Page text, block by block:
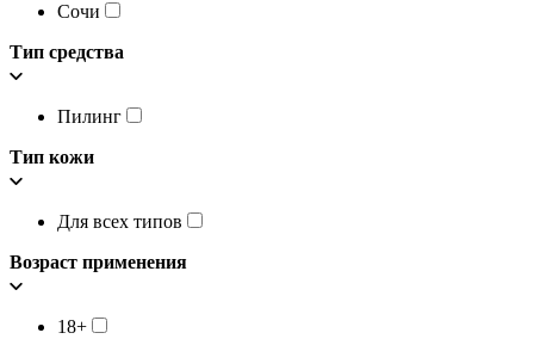
Сочи
Тип средства
Пилинг
Тип кожи
Для всех типов
Возраст применения
18+